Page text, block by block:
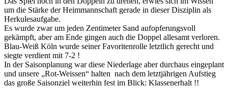
um die Stärke der Heimmannschaft gerade in dieser Disziplin als
Herkulesaufgabe.
Es wurde zwar um jeden Zentimeter Sand aufopferungsvoll
gekämpft, aber am Ende gingen auch die Doppel allesamt verloren.
Blau-Weiß Köln wurde seiner Favoritenrolle letztlich gerecht und
siegte verdient mit 7-2 !
In der Saisonplanung war diese Niederlage aber durchaus eingeplant
und unsere „Rot-Weissen“ halten nach dem letztjährigen Aufstieg
das große Saisonziel weiterhin fest im Blick: Klassenerhalt !!